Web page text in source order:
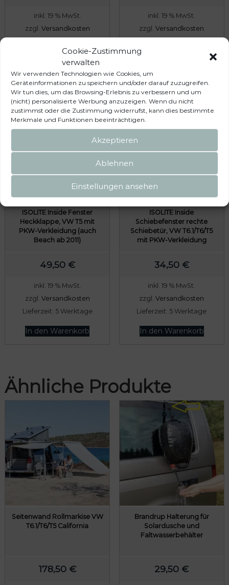
Cookie-Zustimmung
verwalten
Wir verwenden Technologien wie Cookies, um
Geräteinformationen zu speichern und/oder darauf zuzugreifen.
Wir tun dies, um das Browsing-Erlebnis zu verbessern und um
(nicht) personalisierte Werbung anzuzeigen. Wenn du nicht
zustimmst oder die Zustimmung widerrufst, kann dies bestimmte
Merkmale und Funktionen beeinträchtigen.
Akzeptieren
Ablehnen
Einstellungen ansehen
inkl. 19 % MwSt.
zzgl. Versandkosten
In den Warenkorb
inkl. 19 % MwSt.
zzgl.Versandkosten
ISOLITE Inside Fenster
Heckklappe, VW T5 mit
PKW-Verkleidung (auch
Beach ab 2011)
49,50 €
inkl. 19 % MwSt.
zzgl. Versandkosten
Lieferzeit: 5 Werktage
In den Warenkorb
ISOLITE Inside
Schiebefenster rechte
Schiebetür, VW T6.1/T6/T5
mit PKW-Verkleidung
34,50 €
inkl. 19 % MwSt.
zzgl.Versandkosten
Lieferzeit: 5 Werktage
In den Warenkorb
Ähnliche Produkte
Seitenwand Rollmarkise VW
T6.1/T6/T5 California
178,50 €
Brandrup Halterung für
Solardusche und
Faltwasserbehälter
29,50 €